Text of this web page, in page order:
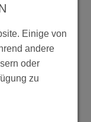
Einige von
andere
oder
zu